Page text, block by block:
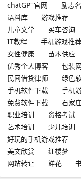
chatGPT官网
励志
语料库
游戏推荐
儿童文学
买车咨询
IT教程
手机游戏推
女性健康
苗木供应
优秀个人博客
包装网
民间借贷律师
绿色
手机软件下载
手机
免费软件下载
石家
职业培训
资格考试
艺术培训
少儿培训
好玩的手机游戏推荐
美文欣赏
红楼梦
网站转让
鲜花